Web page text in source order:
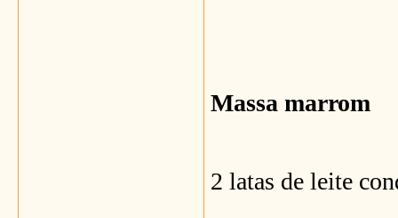
Massa marrom
2 latas de leite